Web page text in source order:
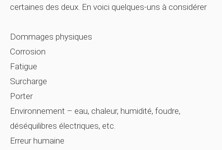
certaines des deux. En voici quelques-uns à considérer
Dommages physiques
Corrosion
Fatigue
Surcharge
Porter
Environnement – ​​eau, chaleur, humidité, foudre,
déséquilibres électriques, etc.
Erreur humaine